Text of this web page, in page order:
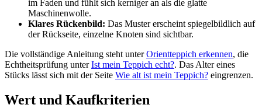
im Faden und fühlt sich kerniger an als die glatte
Maschinenwolle.
Klares Rückenbild: Das Muster erscheint spiegelbildlich auf
der Rückseite, einzelne Knoten sind sichtbar.
Die vollständige Anleitung steht unterOrientteppich erkennen, die
Echtheitsprüfung unterIst mein Teppich echt?. Das Alter eines
Stücks lässt sich mit der Seite Wie alt ist mein Teppich? eingrenzen.
Wert und Kaufkriterien